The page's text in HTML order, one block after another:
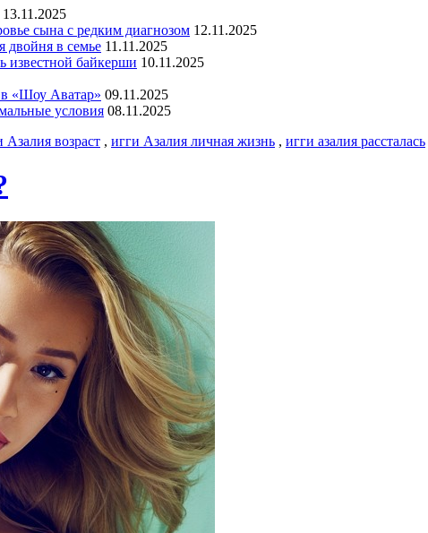
13.11.2025
сына с редким диагнозом 12.11.2025
двойня в семье 11.11.2025
известной байкерши 10.11.2025
«Шоу Аватар» 09.11.2025
условия 08.11.2025
Азалия возраст , игги Азалия личная жизнь , игги азалия рассталась